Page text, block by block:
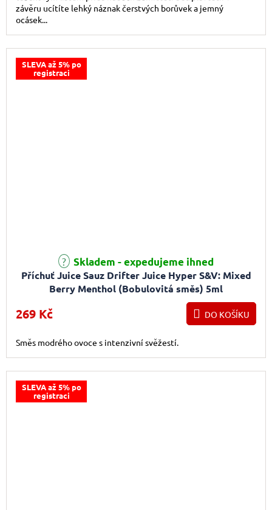
závěru ucítíte lehký náznak čerstvých borůvek a jemný
ocásek...
SLEVA až 5% po
registraci
Příchuť Juice Sauz Drifter Juice Hyper S&V: Mixed
Berry Menthol (Bobulovitá směs) 5ml
Skladem - expedujeme ihned
269 Kč DO KOŠÍKU
Směs modrého ovoce s intenzivní svěžestí.
SLEVA až 5% po
registraci